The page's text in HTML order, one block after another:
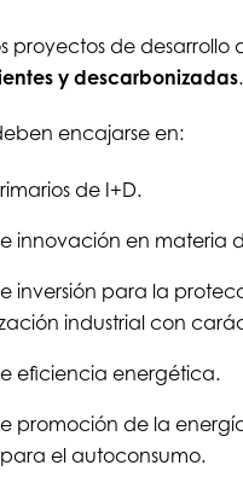
proyectos de desarrollo
y descarbonizadas.
encajarse en:
de I+D.
innovación en materia
inversión para la
industrial con
eficiencia energética.
promoción de la
el autoconsumo.